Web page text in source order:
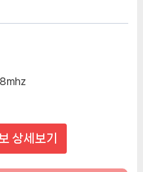
상세보기